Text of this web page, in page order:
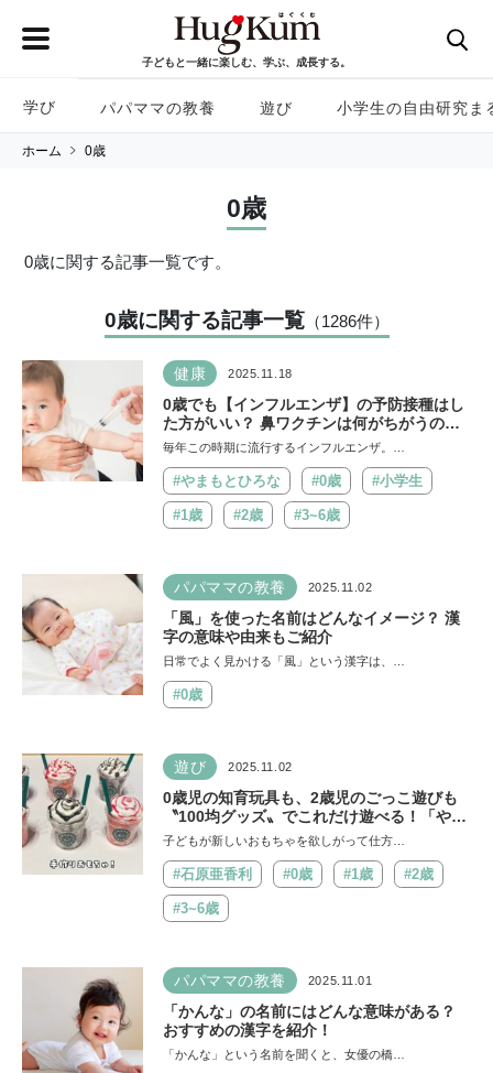
子どもと一緒に楽しむ、学ぶ、成長する。
学び パパママの教養 遊び 小学生の自由研究ま
ホーム 0歳
0歳
0歳に関する記事一覧です。
0歳に関する記事一覧（1286件）
健康 2025.11.18
0歳でも【インフルエンザ】の予防接種はし
た方がいい？ 鼻ワクチンは何がちがうの？
看護師ママが調べてみた
毎年この時期に流行するインフルエンザ。…
#やまもとひろな #0歳 #小学生
#1歳 #2歳 #3~6歳
パパママの教養 2025.11.02
「風」を使った名前はどんなイメージ？ 漢
字の意味や由来もご紹介
日常でよく見かける「風」という漢字は、…
#0歳
遊び 2025.11.02
0歳児の知育玩具も、2歳児のごっこ遊びも
〝100均グッズ〟でこれだけ遊べる！「やら
ない手はない」インフルエンサーに教わるコ
子どもが新しいおもちゃを欲しがって仕方…
#石原亜香利 #0歳 #1歳 #2歳
#3~6歳
パパママの教養 2025.11.01
「かんな」の名前にはどんな意味がある？
おすすめの漢字を紹介！
「かんな」という名前を聞くと、女優の橋…